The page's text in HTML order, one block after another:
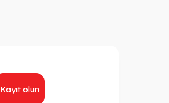
Kayıt olun